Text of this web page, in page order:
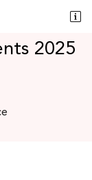

2025